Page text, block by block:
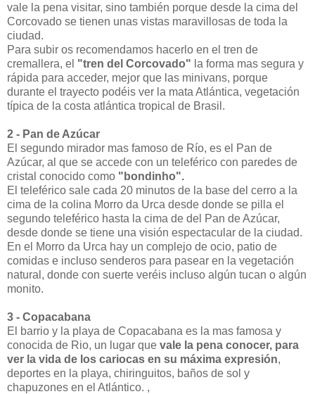
vale la pena visitar, sino también porque desde la cima del
Corcovado se tienen unas vistas maravillosas de toda la
ciudad.
Para subir os recomendamos hacerlo en el tren de
cremallera, el "tren del Corcovado" la forma mas segura y
rápida para acceder, mejor que las minivans, porque
durante el trayecto podéis ver la mata Atlántica, vegetación
típica de la costa atlántica tropical de Brasil.
2 - Pan de Azúcar
El segundo mirador mas famoso de Río, es el Pan de
Azúcar, al que se accede con un teleférico con paredes de
cristal conocido como "bondinho".
El teleférico sale cada 20 minutos de la base del cerro a la
cima de la colina Morro da Urca desde donde se pilla el
segundo teleférico hasta la cima de del Pan de Azúcar,
desde donde se tiene una visión espectacular de la ciudad.
En el Morro da Urca hay un complejo de ocio, patio de
comidas e incluso senderos para pasear en la vegetación
natural, donde con suerte veréis incluso algún tucan o algún
monito.
3 - Copacabana
El barrio y la playa de Copacabana es la mas famosa y
conocida de Rio, un lugar que vale la pena conocer, para
ver la vida de los cariocas en su máxima expresión,
deportes en la playa, chiringuitos, baños de sol y
chapuzones en el Atlántico. ,